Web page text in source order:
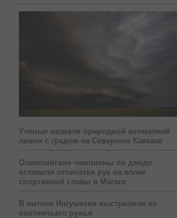
Ученые назвали природной аномалией
ливни с градом на Северном Кавказе
Олимпийские чемпионы по дзюдо
оставили отпечатки рук на аллее
спортивной славы в Магасе
В жителя Ингушетии выстрелили из
охотничьего ружья